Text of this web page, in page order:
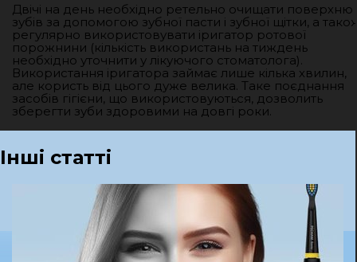
Двічі на день необхідно ретельно очищати поверхню
зубів за допомогою зубної пасти і зубної щітки, а
регулярно використовувати іригатор ротової
порожнини (кількість використань на тиждень
необхідно уточнити у лікуючого стоматолога).
Використання іригатора займає лише кілька хвилин,
але користь від цього дуже велика. Таке поєднання
засобів гігієни, що використовуються, дозволить
зберегти зуби здоровими на довгі роки.
Інші статті